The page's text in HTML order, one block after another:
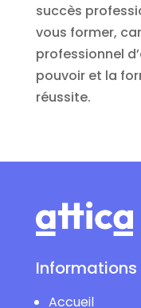
succès
vous former,
professionnel
pouvoir et la
réussite.
Informations
Accueil